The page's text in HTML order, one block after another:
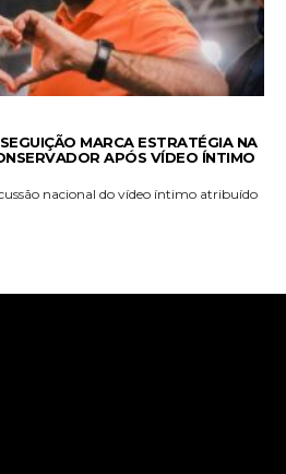
MARCA ESTRATÉGIA NA
APÓS VÍDEO ÍNTIMO
nacional do vídeo íntimo atribuído